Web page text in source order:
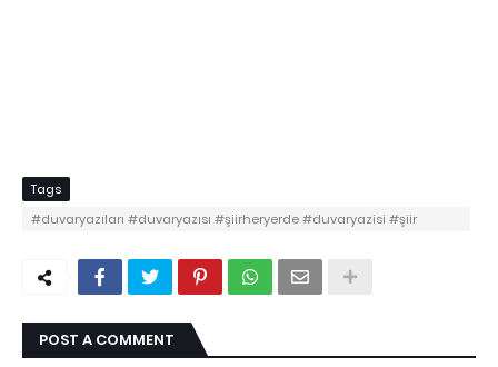
Tags
#duvaryazıları #duvaryazısı #şiirheryerde #duvaryazisi #şiir
POST A COMMENT